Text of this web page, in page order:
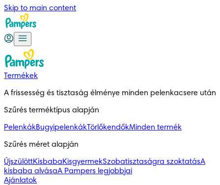
Skip to main content
Termékek
A frissesség és tisztaság élménye minden pelenkacsere után
Szűrés terméktípus alapján
PelenkákBugyipelenkákTörlőkendőkMinden termék
Szűrés méret alapján
ÚjszülöttKisbabaKisgyermekSzobatisztaságra szoktatásA
kisbaba alvásaA Pampers legjobbjai
Ajánlatok